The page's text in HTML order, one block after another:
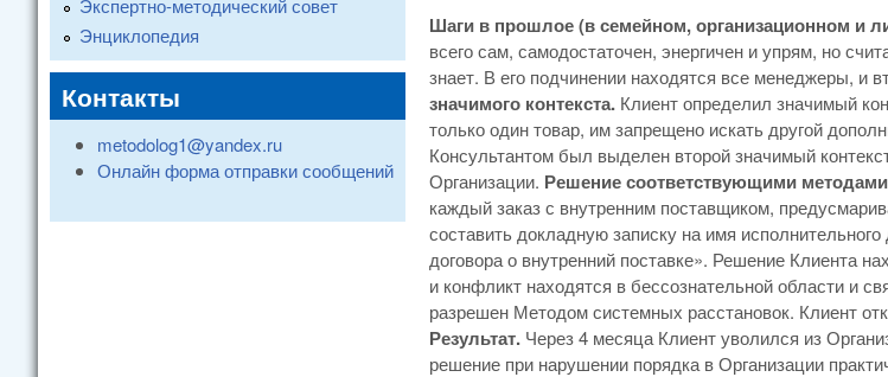
Шаги в прошлое (в семейном, организационном и
всего сам, самодостаточен, энергичен и упрям, но
знает. В его подчинении находятся все менеджеры, и
значимого контекста. Клиент определил значимый
только один товар, им запрещено искать другой
Консультантом был выделен второй значимый
Организации. Решение соответствующими
каждый заказ с внутренним поставщиком,
составить докладную записку на имя
договора о внутренний поставке». Решение Клиента
и конфликт находятся в бессознательной области и
разрешен Методом системных расстановок. Клиент
Результат. Через 4 месяца Клиент уволился из
решение при нарушении порядка в Организации
Энциклопедия
Контакты
metodolog1@yandex.ru
Онлайн форма отправки сообщений